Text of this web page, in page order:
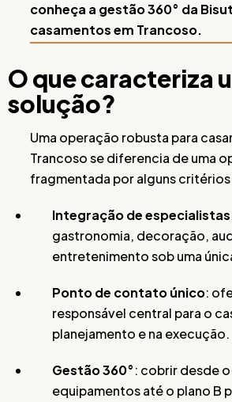
conheça a gestão 360° da
casamentos em Trancoso.
O que caracteriza
solução?
Uma operação robusta para
Trancoso se diferencia de uma
fragmentada por alguns
Integração de especialistas
gastronomia, decoração,
entretenimento sob uma
Ponto de contato único:
responsável central para o
planejamento e na execução.
Gestão 360°: cobrir desde
equipamentos até o plano B